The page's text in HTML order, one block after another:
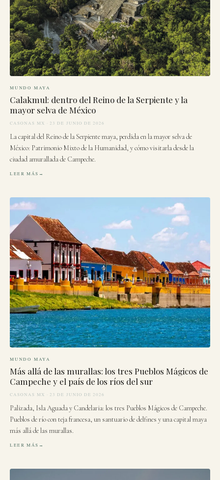
MUNDO MAYA
Calakmul: dentro del Reino de la Serpiente y la
mayor selva de México
CASONAS MX · 23 DE JUNIO DE 2026
La capital del Reino de la Serpiente maya, perdida en la mayor selva de
México: Patrimonio Mixto de la Humanidad, y cómo visitarla desde la
ciudad amurallada de Campeche.
LEER MÁS
MUNDO MAYA
Más allá de las murallas: los tres Pueblos Mágicos de
Campeche y el país de los ríos del sur
CASONAS MX · 23 DE JUNIO DE 2026
Palizada, Isla Aguada y Candelaria: los tres Pueblos Mágicos de Campeche.
Pueblos de río con teja francesa, un santuario de delfines y una capital maya
más allá de las murallas.
LEER MÁS